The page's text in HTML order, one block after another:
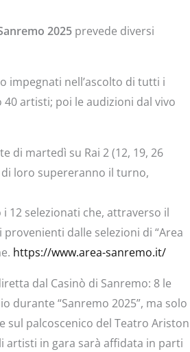
2025prevede diversi
impegnati nell’ascolto di tutti i
artisti; poi le audizioni dal vivo
di martedì su Rai 2 (12, 19, 26
loro supereranno il turno,
12 selezionati che, attraverso il
dalle selezioni di “Area
https://www.area-sanremo.it/
dal Casinò di Sanremo: 8 le
durante “Sanremo 2025”, ma solo
sul palcoscenico del Teatro Ariston
artisti in gara sarà affidata in parti